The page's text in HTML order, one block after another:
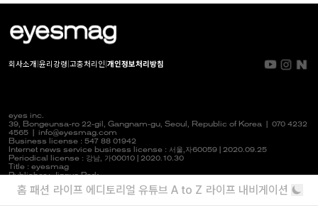
회사소개 윤리강령 고충처리인 개인정보처리방침
eyes inc.
39, Bongeunsa-ro 22-gil, Gangnam-gu, Seoul, Republic of Korea | 070 4232
4565
info@eyesmag.com
Business license : 547 88 01942
Internet news service business license : 서울,자60059 | 2020.09.25
Periodical license : 강남, 가00010 | 2020.10.30
Title : eyesmag
Publisher : Jinpyo Park
News manager & Editorial officer : Youlim Heo
홈 패션 라이프 에디토리얼 유튜브 A to Z 라이프 내비게이션